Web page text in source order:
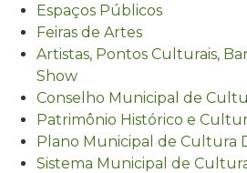
Espaços Públicos
Feiras de Artes
Artistas, Pontos Culturais,
Show
Conselho Municipal de
Patrimônio Histórico e
Plano Municipal de Cultura
Sistema Municipal de